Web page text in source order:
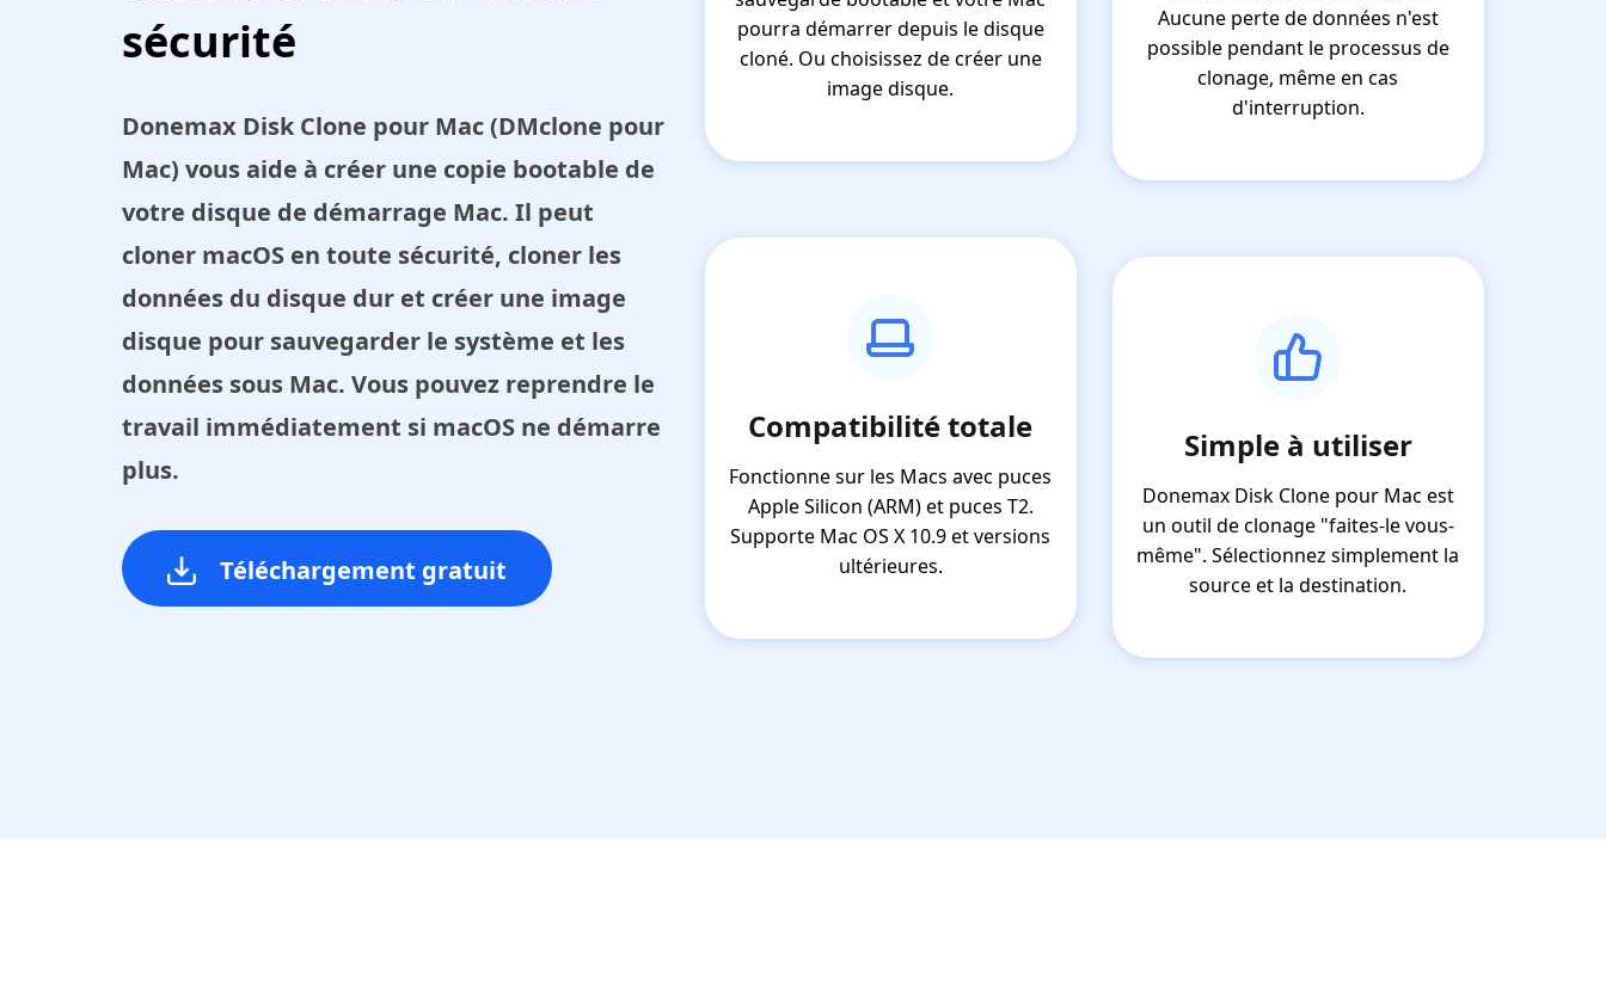
sécurité
Donemax Disk Clone pour Mac (DMclone pour
Mac) vous aide à créer une copie bootable de
votre disque de démarrage Mac. Il peut
cloner macOS en toute sécurité, cloner les
données du disque dur et créer une image
disque pour sauvegarder le système et les
données sous Mac. Vous pouvez reprendre le
travail immédiatement si macOS ne démarre
plus.
Téléchargement gratuit
pourra démarrer depuis le disque
cloné. Ou choisissez de créer une
image disque.
Aucune perte de données n'est
possible pendant le processus de
clonage, même en cas
d'interruption.
Compatibilité totale
Fonctionne sur les Macs avec puces
Apple Silicon (ARM) et puces T2.
Supporte Mac OS X 10.9 et versions
ultérieures.
Simple à utiliser
Donemax Disk Clone pour Mac est
un outil de clonage "faites-le vous-
même". Sélectionnez simplement la
source et la destination.